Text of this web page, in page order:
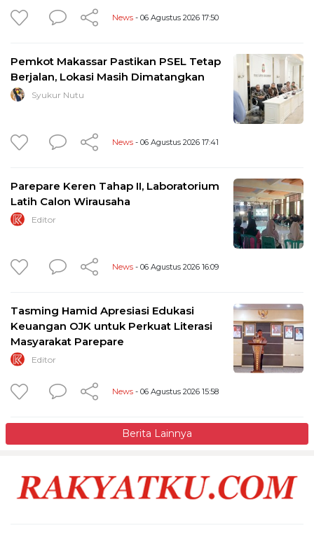
News - 06 Agustus 2026 17:50
Pemkot Makassar Pastikan PSEL Tetap
Berjalan, Lokasi Masih Dimatangkan
Syukur Nutu
News - 06 Agustus 2026 17:41
Parepare Keren Tahap II, Laboratorium
Latih Calon Wirausaha
Editor
News - 06 Agustus 2026 16:09
Tasming Hamid Apresiasi Edukasi
Keuangan OJK untuk Perkuat Literasi
Masyarakat Parepare
Editor
News - 06 Agustus 2026 15:58
Berita Lainnya